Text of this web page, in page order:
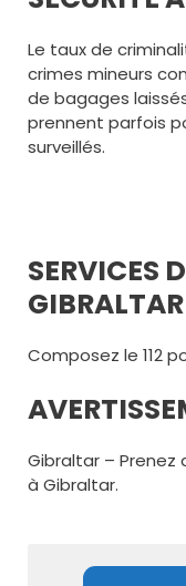
Le taux de
crimes mineurs
de bagages
prennent parfois
surveillés.
SERVICES
GIBRALTAR
Composez le 112
Gibraltar – Prenez
à Gibraltar.